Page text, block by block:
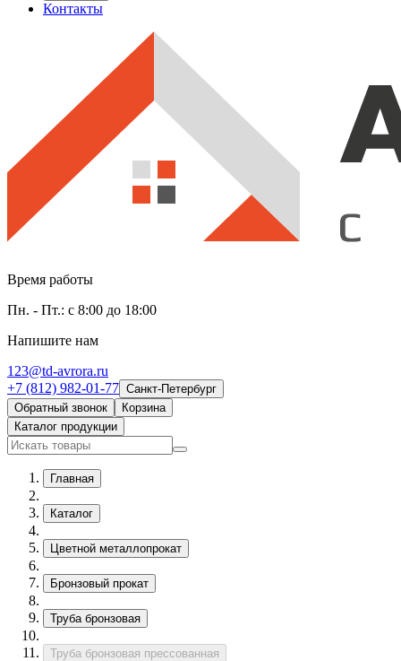
Контакты
Время работы
Пн. - Пт.: с 8:00 до 18:00
Напишите нам
123@td-avrora.ru
+7 (812) 982-01-77 Санкт-Петербург
Обратный звонок
Корзина
Каталог продукции
Главная
Каталог
Цветной металлопрокат
Бронзовый прокат
Труба бронзовая
Труба бронзовая прессованная